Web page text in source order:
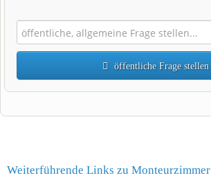
öffentliche Frage stellen
Name
Weiterführende Links zu Monteurzimmer